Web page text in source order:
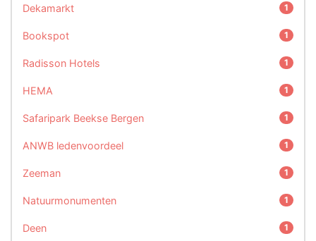
Dekamarkt 1
Bookspot 1
Radisson Hotels 1
HEMA 1
Safaripark Beekse Bergen 1
ANWB ledenvoordeel 1
Zeeman 1
Natuurmonumenten 1
Deen 1